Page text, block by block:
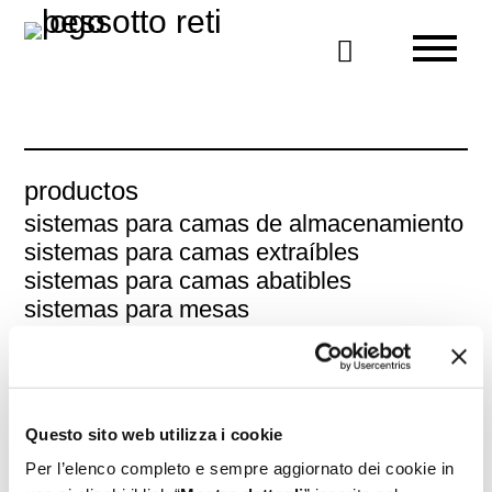
Questo sito web utilizza i cookie
Per l’elenco completo e sempre aggiornato dei cookie in

productos
sistemas para camas de almacenamiento
sistemas para camas extraíbles
sistemas para camas abatibles
sistemas para mesas
tablas de planchar retráctiles
somieres de madera
somieres de metal
servicios